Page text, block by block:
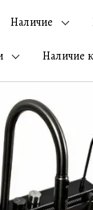
Наличие
Наличие